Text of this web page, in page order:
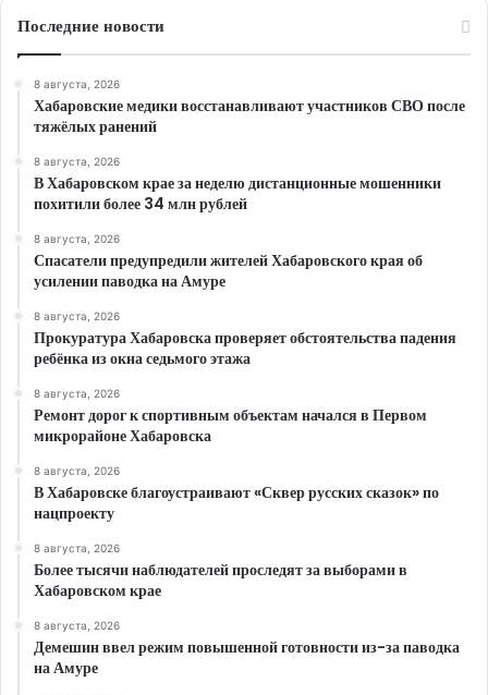
Последние новости
8 августа, 2026
Хабаровские медики восстанавливают участников СВО после
тяжёлых ранений
8 августа, 2026
В Хабаровском крае за неделю дистанционные мошенники
похитили более 34 млн рублей
8 августа, 2026
Спасатели предупредили жителей Хабаровского края об
усилении паводка на Амуре
8 августа, 2026
Прокуратура Хабаровска проверяет обстоятельства падения
ребёнка из окна седьмого этажа
8 августа, 2026
Ремонт дорог к спортивным объектам начался в Первом
микрорайоне Хабаровска
8 августа, 2026
В Хабаровске благоустраивают «Сквер русских сказок» по
нацпроекту
8 августа, 2026
Более тысячи наблюдателей проследят за выборами в
Хабаровском крае
8 августа, 2026
Демешин ввел режим повышенной готовности из-за паводка
на Амуре